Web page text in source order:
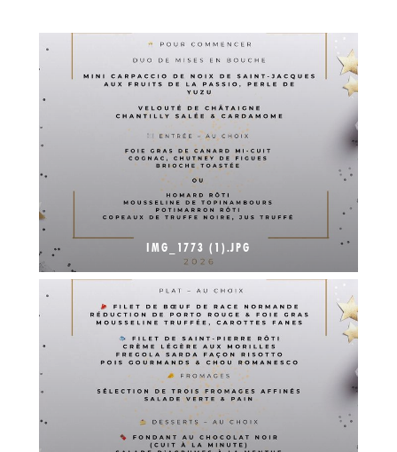
IMG_1773 (1).JPG